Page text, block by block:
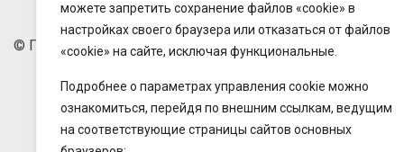
можете запретить сохранение файлов «cookie» в
настройках своего браузера или отказаться от файлов
«cookie» на сайте, исключая функциональные.
Подробнее о параметрах управления cookie можно
ознакомиться, перейдя по внешним ссылкам, ведущим
на соответствующие страницы сайтов основных
© Государственное предприятие "Беларусьторг", 2018-